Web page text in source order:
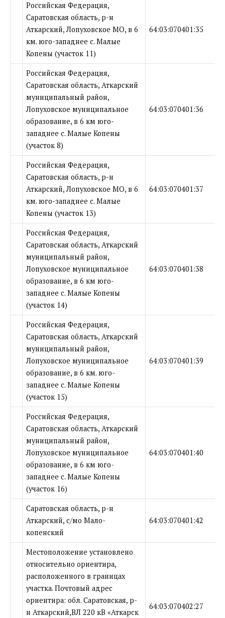
Российская Федерация,
Саратовская область, р-н
Аткарский, Лопуховское МО, в 6
км. юго-западнее с. Малые
Копены (участок 11)
64:03:070401:35
Российская Федерация,
Саратовская область, Аткарский
муниципальный район,
Лопуховское муниципальное
образование, в 6 км юго-
западнее с. Малые Копены
(участок 8)
64:03:070401:36
Российская Федерация,
Саратовская область, р-н
Аткарский, Лопуховское МО, в 6
км. юго-западнее с. Малые
Копены (участок 13)
64:03:070401:37
Российская Федерация,
Саратовская область, Аткарский
муниципальный район,
Лопуховское муниципальное
образование, в 6 км юго-
западнее с. Малые Копены
(участок 14)
64:03:070401:38
Российская Федерация,
Саратовская область, Аткарский
муниципальный район,
Лопуховское муниципальное
образование, в 6 км. юго-
западнее с. Малые Копены
(участок 15)
64:03:070401:39
Российская Федерация,
Саратовская область, Аткарский
муниципальный район,
Лопуховское муниципальное
образование, в 6 км юго-
западнее с. Малые Копены
(участок 16)
64:03:070401:40
Саратовская область, р-н
Аткарский, с/мо Мало-
копенский
64:03:070401:42
Местоположение установлено
относительно ориентира,
расположенного в границах
участка. Почтовый адрес
ориентира: обл. Саратовская, р-
н Аткарский,ВЛ 220 кВ «Аткарск
64:03:070402:27